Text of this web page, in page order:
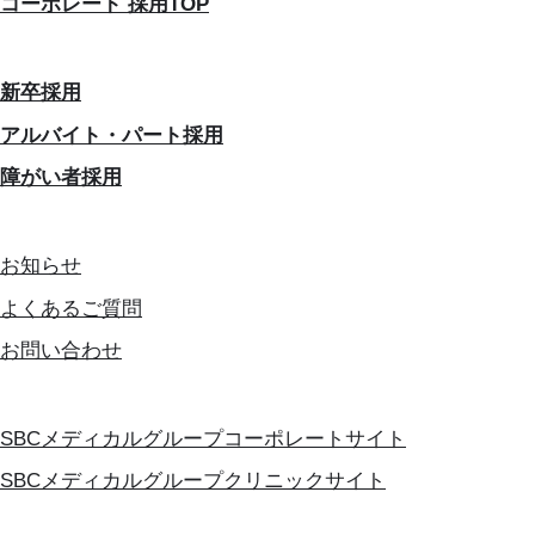
コーポレート 採用TOP
新卒採用
アルバイト・パート採用
障がい者採用
お知らせ
よくあるご質問
お問い合わせ
SBCメディカルグループコーポレートサイト
SBCメディカルグループクリニックサイト